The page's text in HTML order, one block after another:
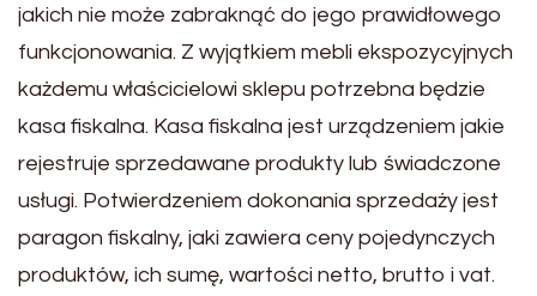
jakich nie może zabraknąć do jego prawidłowego
funkcjonowania. Z wyjątkiem mebli ekspozycyjnych
każdemu właścicielowi sklepu potrzebna będzie
kasa fiskalna. Kasa fiskalna jest urządzeniem jakie
rejestruje sprzedawane produkty lub świadczone
usługi. Potwierdzeniem dokonania sprzedaży jest
paragon fiskalny, jaki zawiera ceny pojedynczych
produktów, ich sumę, wartości netto, brutto i vat.